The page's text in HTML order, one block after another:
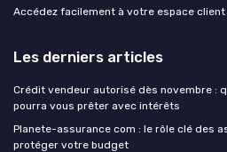
Accédez facilement à votre espace client
Les derniers articles
Crédit vendeur autorisé dès novembre :
pourra vous prêter avec intérêts
Planete-assurance com : le rôle clé des
protéger votre budget